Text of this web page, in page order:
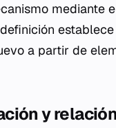
mediante
a partir de
y